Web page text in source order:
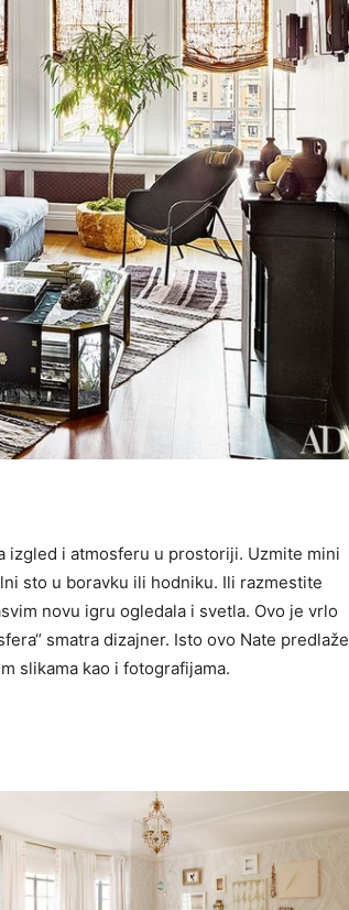
izgled i atmosferu u prostoriji. Uzmite mini
sto u boravku ili hodniku. Ili razmestite
novu igru ogledala i svetla. Ovo je vrlo
smatra dizajner. Isto ovo Nate predlaže
slikama kao i fotografijama.